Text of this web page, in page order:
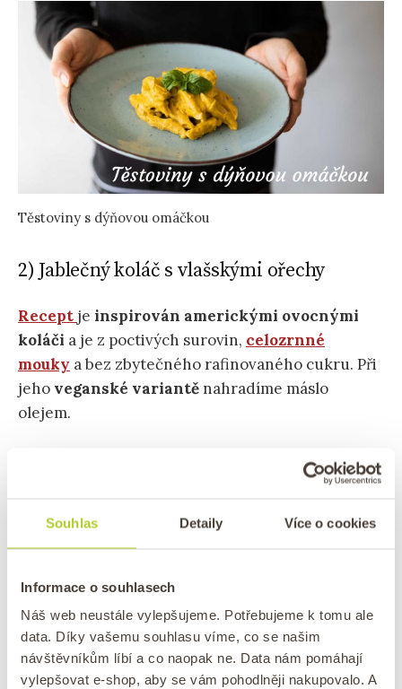
Souhlas Detaily Více o cookies
Informace o souhlasech
Náš web neustále vylepšujeme. Potřebujeme k tomu ale
data. Díky vašemu souhlasu víme, co se našim
návštěvníkům líbí a co naopak ne. Data nám pomáhají
vylepšovat e-shop, aby se vám pohodlněji nakupovalo. A
Těstoviny s dýňovou omáčkou
2) Jablečný koláč s vlašskými ořechy
Recept je inspirován americkými ovocnými
koláči a je z poctivých surovin, celozrnné
mouky a bez zbytečného rafinovaného cukru. Při
jeho veganské variantě nahradíme máslo
olejem.
Jablečný koláč s vlašskými ořechy